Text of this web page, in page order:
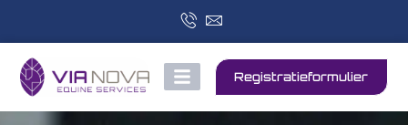
Registratieformulier